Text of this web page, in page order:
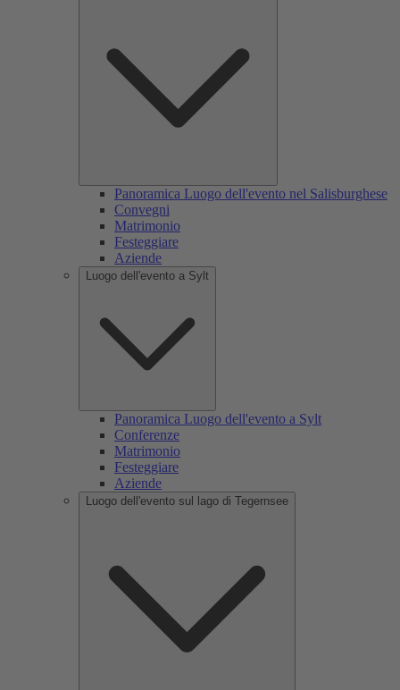
Panoramica Luogo dell'evento nel Salisburghese
Convegni
Matrimonio
Festeggiare
Aziende
Luogo dell'evento a Sylt
Panoramica Luogo dell'evento a Sylt
Conferenze
Matrimonio
Festeggiare
Aziende
Luogo dell'evento sul lago di Tegernsee